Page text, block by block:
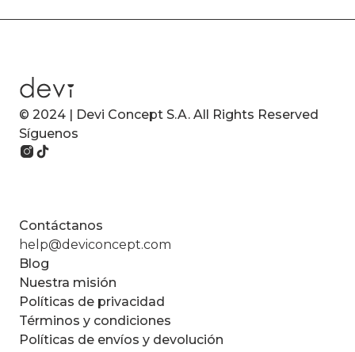
© 2024 | Devi Concept S.A. All Rights Reserved
Síguenos
Contáctanos
help@deviconcept.com
Blog
Nuestra misión
Políticas de privacidad
Términos y condiciones
Políticas de envíos y devolución